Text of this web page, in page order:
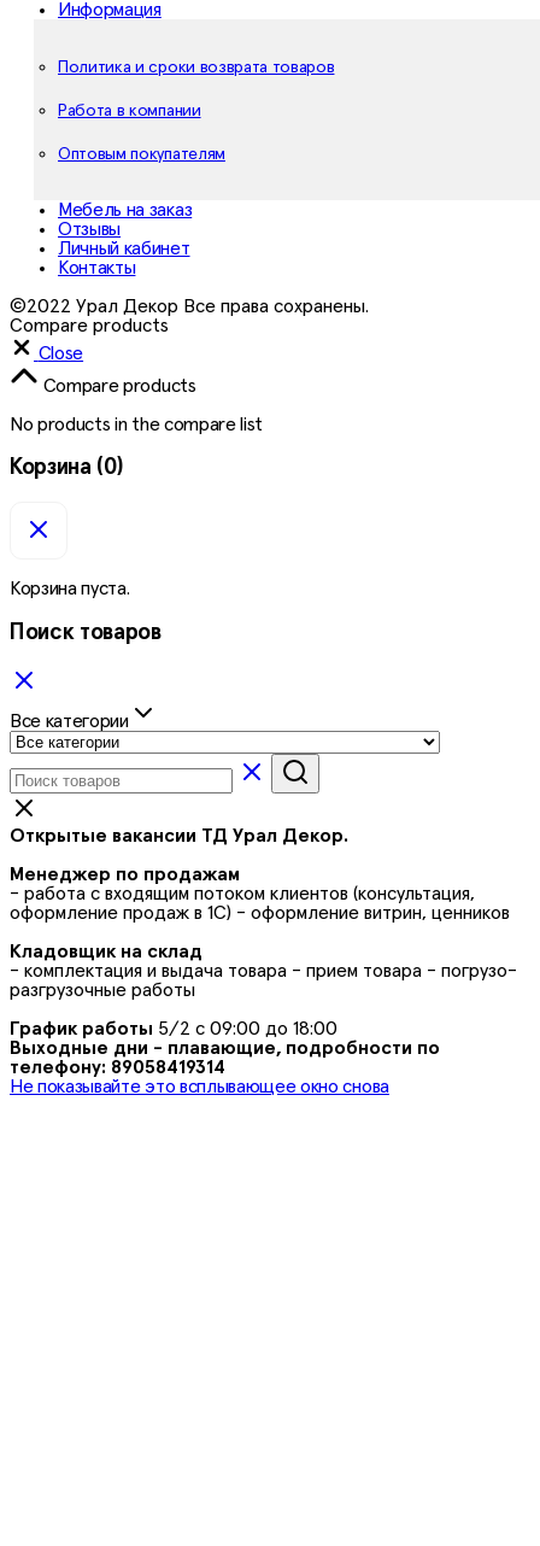
Информация
Политика и сроки возврата товаров
Работа в компании
Оптовым покупателям
Мебель на заказ
Отзывы
Личный кабинет
Контакты
©2022 Урал Декор Все права сохранены.
Compare products
Close
Compare products
No products in the compare list
Корзина (0)
Корзина пуста.
Поиск товаров
Все категории
Открытые вакансии ТД Урал Декор.
Менеджер по продажам
- работа с входящим потоком клиентов (консультация,
оформление продаж в 1С) - оформление витрин, ценников
Кладовщик на склад
- комплектация и выдача товара - прием товара - погрузо-
разгрузочные работы
График работы 5/2 с 09:00 до 18:00
Выходные дни - плавающие, подробности по
телефону: 89058419314
Не показывайте это всплывающее окно снова